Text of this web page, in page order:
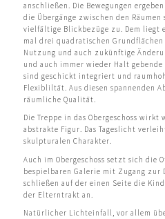
anschließen. Die Bewegungen
die Übergänge zwischen den
vielfältige Blickbezüge zu. Dem liegt
mal drei quadratischen
Nutzung und auch zukünftige
und auch immer wieder Halt
sind geschickt integriert und
Flexibliltät. Aus diesen spannenden
räumliche Qualität.
Die Treppe in das Obergeschoss
abstrakte Figur. Das Tageslicht
skulpturalen Charakter.
Auch im Obergeschoss setzt sich die
bespielbaren Galerie mit Zugang zur
schließen auf der einen Seite die
der Elterntrakt an.
Natürlicher Lichteinfall, vor allem